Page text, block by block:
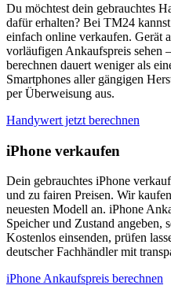
Du möchtest dein gebrauchtes
dafür erhalten? Bei TM24
einfach online verkaufen. Gerät
vorläufigen Ankaufspreis sehen
berechnen dauert weniger als
Smartphones aller gängigen
per Überweisung aus.
Handywert jetzt berechnen
iPhone verkaufen
Dein gebrauchtes iPhone
und zu fairen Preisen. Wir
neuesten Modell an. iPhone
Speicher und Zustand angeben,
Kostenlos einsenden, prüfen
deutscher Fachhändler mit
iPhone Ankaufspreis berechnen